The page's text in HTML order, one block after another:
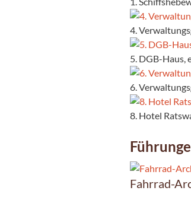
4.
5. DGB-Haus,
6.
8. Hotel
Fahrrad-